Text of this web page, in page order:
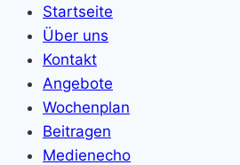
Startseite
Über uns
Kontakt
Angebote
Wochenplan
Beitragen
Medienecho